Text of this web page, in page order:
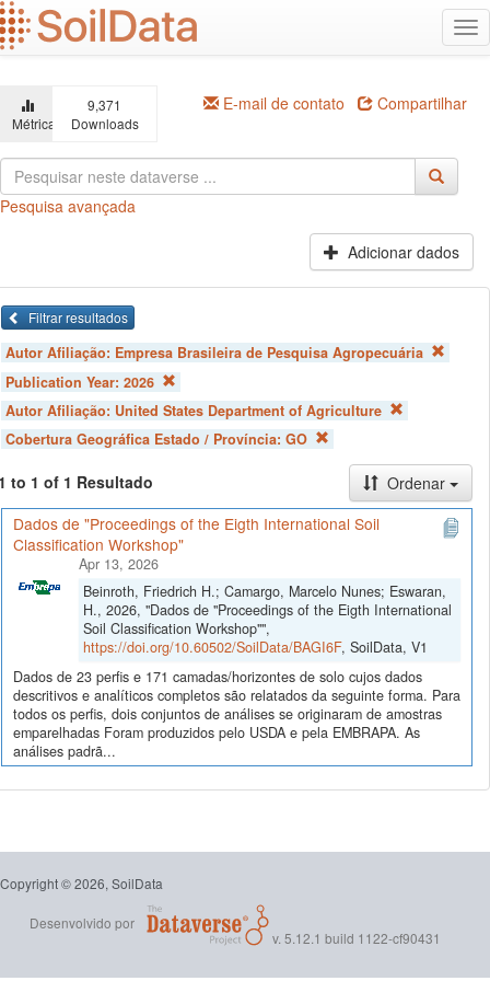
Ir
para
o
principal
Métricas
9,371
Downloads
E-mail de contato Compartilhar
Pesquisa avançada
Adicionar dados
Filtrar resultados
Autor Afiliação: Empresa Brasileira de Pesquisa Agropecuária
Publication Year: 2026
Autor Afiliação: United States Department of Agriculture
Cobertura Geográfica Estado / Província: GO
to 1 of 1 Resultado
Ordenar
Dados de "Proceedings of the Eigth International Soil
Classification Workshop"
Apr 13, 2026
Beinroth, Friedrich H.; Camargo, Marcelo Nunes; Eswaran,
H., 2026, "Dados de "Proceedings of the Eigth International
Soil Classification Workshop"",
https://doi.org/10.60502/SoilData/BAGI6F, SoilData, V1
Dados de 23 perfis e 171 camadas/horizontes de solo cujos dados
descritivos e analíticos completos são relatados da seguinte forma. Para
todos os perfis, dois conjuntos de análises se originaram de amostras
emparelhadas Foram produzidos pelo USDA e pela EMBRAPA. As
análises padrã...
Copyright © 2026, SoilData
Desenvolvido por
v. 5.12.1 build 1122-cf90431